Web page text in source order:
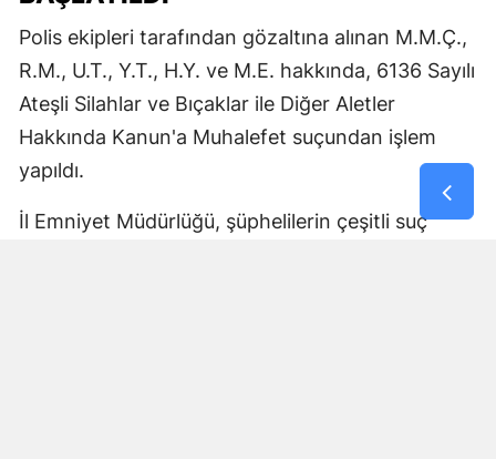
Polis ekipleri tarafından gözaltına alınan M.M.Ç.,
R.M., U.T., Y.T., H.Y. ve M.E. hakkında, 6136 Sayılı
Ateşli Silahlar ve Bıçaklar ile Diğer Aletler
Hakkında Kanun'a Muhalefet suçundan işlem
yapıldı.
İl Emniyet Müdürlüğü, şüphelilerin çeşitli suç